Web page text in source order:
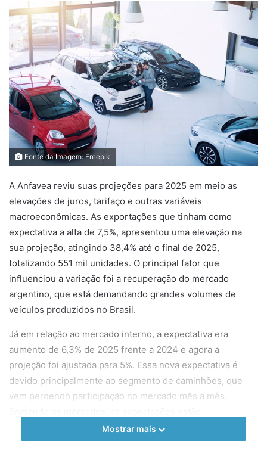
Fonte da Imagem: Freepik
A Anfavea reviu suas projeções para 2025 em meio as
elevações de juros, tarifaço e outras variáveis
macroeconômicas. As exportações que tinham como
expectativa a alta de 7,5%, apresentou uma elevação na
sua projeção, atingindo 38,4% até o final de 2025,
totalizando 551 mil unidades. O principal fator que
influenciou a variação foi a recuperação do mercado
argentino, que está demandando grandes volumes de
veículos produzidos no Brasil.
Já em relação ao mercado interno, a expectativa era
aumento de 6,3% de 2025 frente a 2024 e agora a
projeção foi ajustada para 5%. Essa nova expectativa é
devido principalmente ao segmento de caminhões, que
vem perdendo participação no mercado mês a mês.
compensando a retração da demanda no mercado interno,
resultando na expectativa de alta frente a produção de
Mostrar mais